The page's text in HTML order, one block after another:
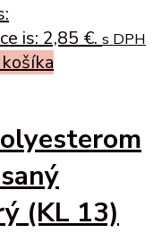
is: 2,85 €. s DPH
(KL 13)